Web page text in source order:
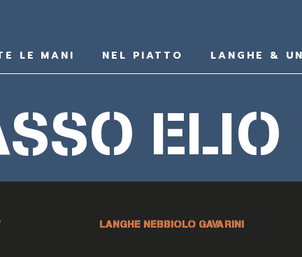
LE MANI NEL PIATTO LANGHE &
ELIO
LANGHE NEBBIOLO GAVARINI